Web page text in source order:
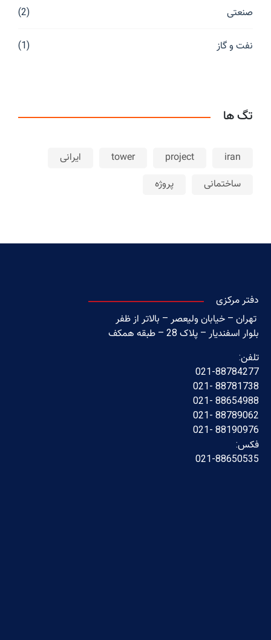
صنعتی (2)
نفت و گاز (1)
تگ ها
iran
project
tower
ایرانی
ساختمانی
پروژه
دفتر مرکزی
تهران – خیابان ولیعصر – بالاتر از ظفر
بلوار اسفندیار – پلاک 28 – طبقه همکف
تلفن:
021-88784277
88781738 -021
88654988 -021
88789062 -021
88190976 -021
فکس:
021-88650535